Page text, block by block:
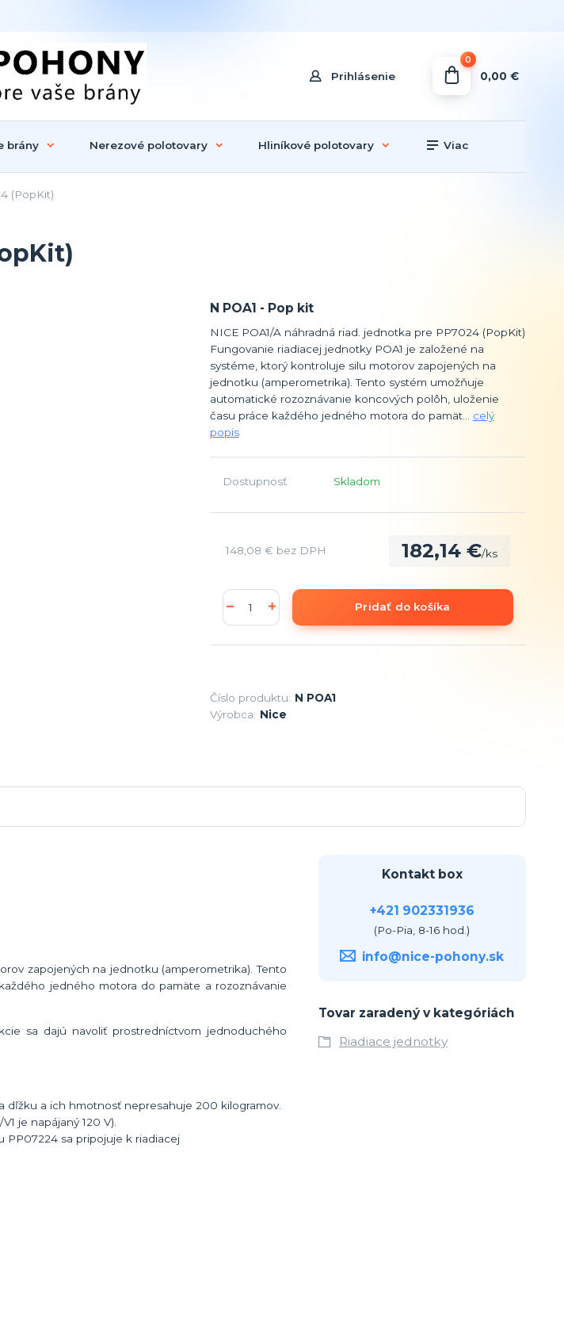
Prihlásenie
0
0,00 €
brány Nerezové polotovary Hliníkové polotovary Viac
(PopKit)
N POA1 - Pop kit
NICE POA1/A náhradná riad. jednotka pre PP7024 (PopKit)
Fungovanie riadiacej jednotky POA1 je založené na
systéme, ktorý kontroluje silu motorov zapojených na
jednotku (amperometrika). Tento systém umožňuje
automatické rozoznávanie koncových polôh, uloženie
času práce každého jedného motora do pamät... celý
popis
Dostupnosť Skladom
182,14 €/ks
148,08 € bez DPH
Pridať do košíka
Číslo produktu: N POA1
Výrobca: Nice
zapojených na jednotku (amperometrika). Tento
jedného motora do pamäte a rozoznávanie
sa dajú navoliť prostredníctvom jednoduchého
dľžku a ich hmotnosť nepresahuje 200 kilogramov.
je napájaný 120 V).
PP07224 sa pripojuje k riadiacej
Kontakt box
+421 902331936
(Po-Pia, 8-16 hod.)
info@nice-pohony.sk
Tovar zaradený v kategóriách
Riadiace jednotky